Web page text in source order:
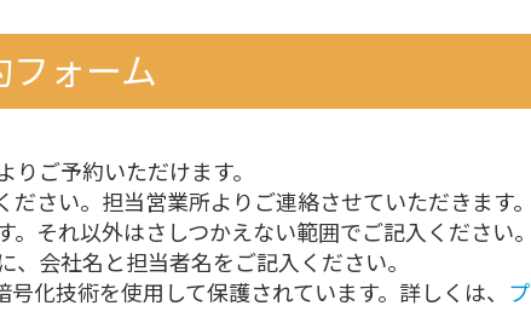
フォーム
ご予約いただけます。
さい。担当営業所よりご連絡させていただきます。
それ以外はさしつかえない範囲でご記入ください。
会社名と担当者名をご記入ください。
化技術を使用して保護されています。詳しくは、